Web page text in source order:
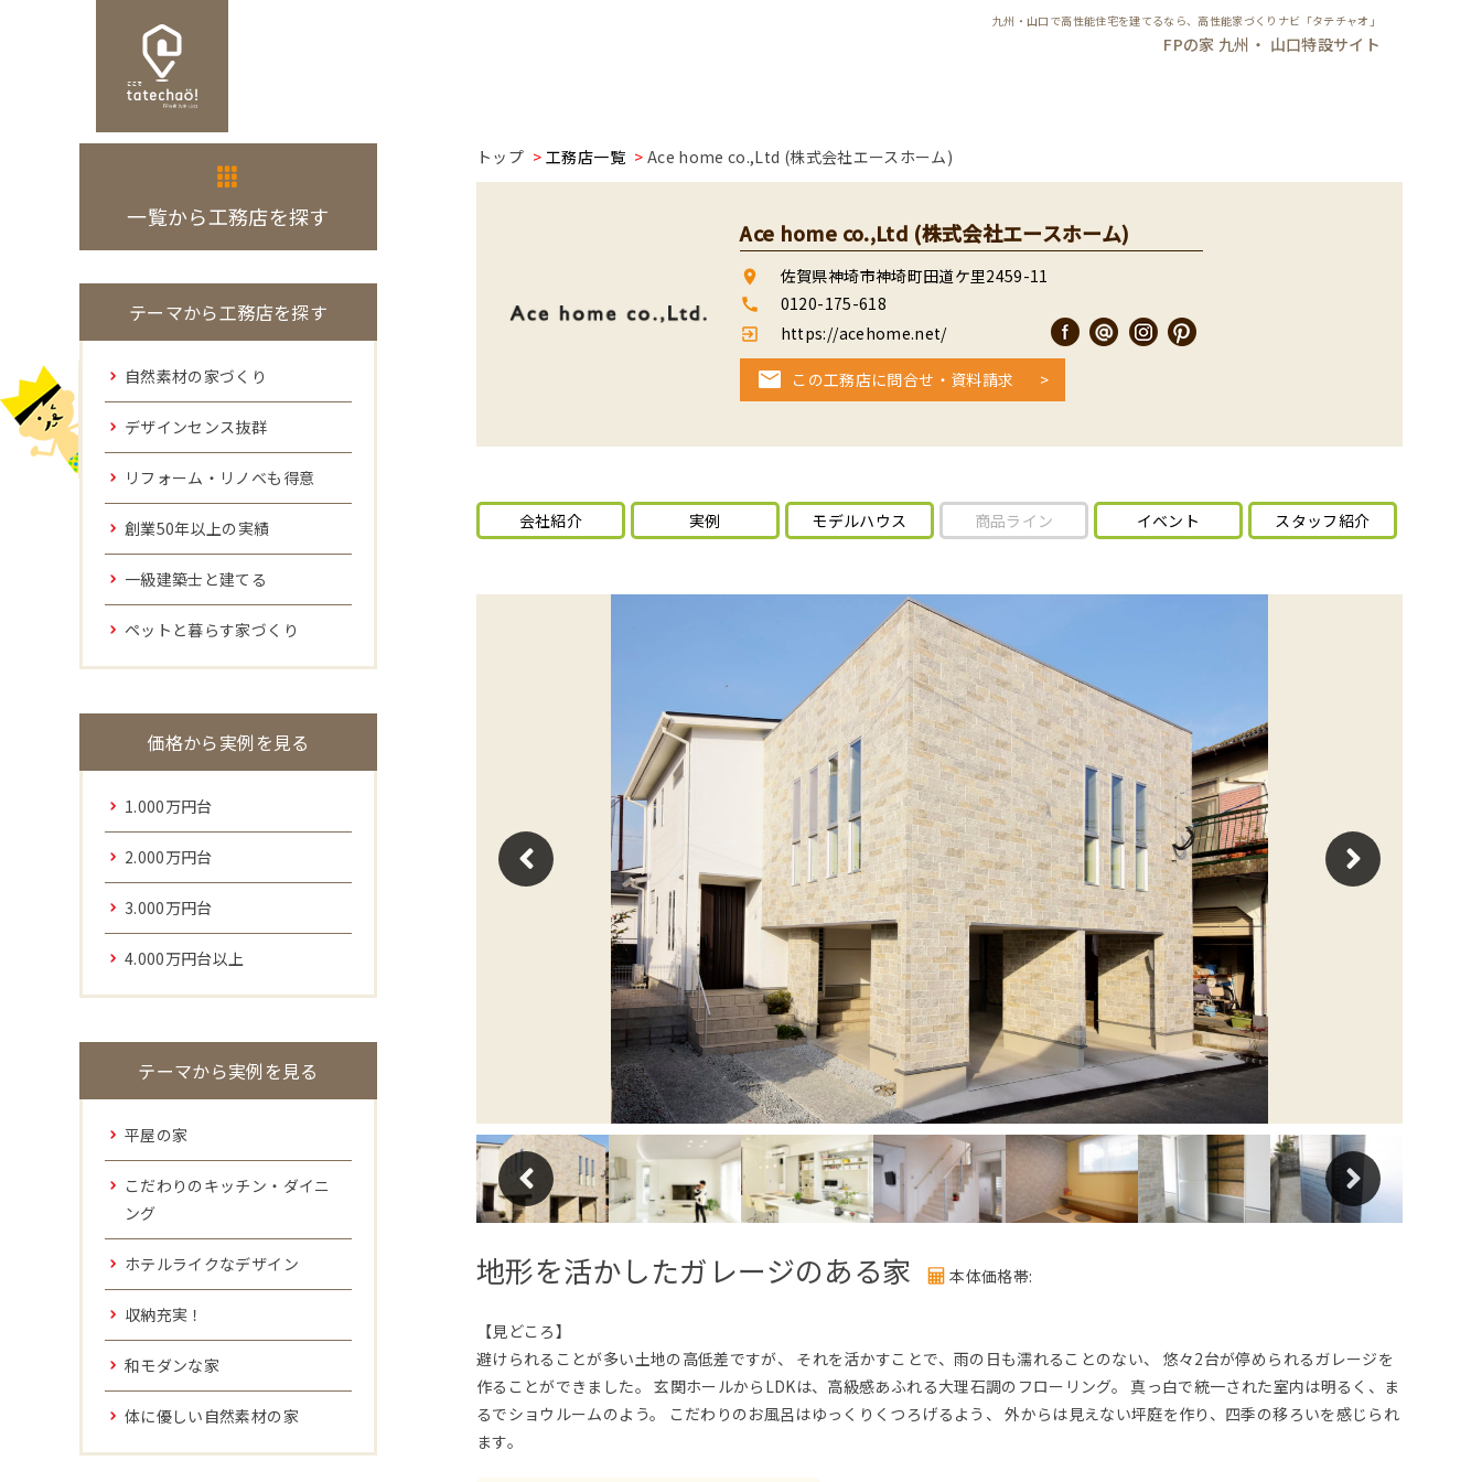
九州・山口で高性能住宅を建てるなら、高性能家づくりナビ「タテチャオ」
FPの家 九州・ 山口特設サイト
トップ 工務店一覧 Ace home co.,Ltd (株式会社エースホーム)
Ace home co.,Ltd (株式会社エースホーム)
room 佐賀県神埼市神埼町田道ケ里2459-11
call 0120-175-618
exit_to_app https://acehome.net/
この工務店に問合せ・資料請求
会社紹介 実例 モデルハウス 商品ライン イベント スタッフ紹介
地形を活かしたガレージのある家 本体価格帯:
【見どころ】
避けられることが多い土地の高低差ですが、 それを活かすことで、雨の日も濡れることのない、 悠々2台が停められるガレージを
作ることができました。 玄関ホールからLDKは、高級感あふれる大理石調のフローリング。 真っ白で統一された室内は明るく、ま
るでショウルームのよう。 こだわりのお風呂はゆっくりくつろげるよう、 外からは見えない坪庭を作り、四季の移ろいを感じられ
ます。
一覧から工務店を探す
テーマから工務店を探す
自然素材の家づくり
デザインセンス抜群
リフォーム・リノベも得意
創業50年以上の実績
一級建築士と建てる
ペットと暮らす家づくり
価格から実例を見る
1.000万円台
2.000万円台
3.000万円台
4.000万円台以上
テーマから実例を見る
平屋の家
こだわりのキッチン・ダイニ
ング
ホテルライクなデザイン
収納充実！
和モダンな家
体に優しい自然素材の家